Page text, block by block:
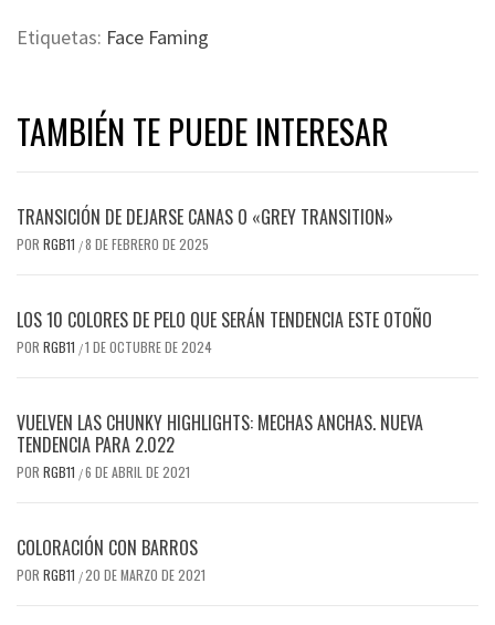
Etiquetas: Face Faming
TAMBIÉN TE PUEDE INTERESAR
TRANSICIÓN DE DEJARSE CANAS O «GREY TRANSITION»
POR RGB11 /8 DE FEBRERO DE 2025
LOS 10 COLORES DE PELO QUE SERÁN TENDENCIA ESTE OTOÑO
POR RGB11 /1 DE OCTUBRE DE 2024
VUELVEN LAS CHUNKY HIGHLIGHTS: MECHAS ANCHAS. NUEVA
TENDENCIA PARA 2.022
POR RGB11 /6 DE ABRIL DE 2021
COLORACIÓN CON BARROS
POR RGB11 /20 DE MARZO DE 2021